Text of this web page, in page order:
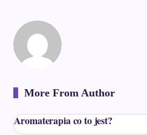
More From Author
Aromaterapia co to jest?